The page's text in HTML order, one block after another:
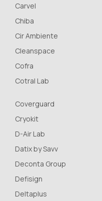
Carvel
Chiba
Cir Ambiente
Cleanspace
Cofra
Cotral Lab
Coverguard
Cryokit
D-Air Lab
Datix by Savv
Deconta Group
Defisign
Deltaplus